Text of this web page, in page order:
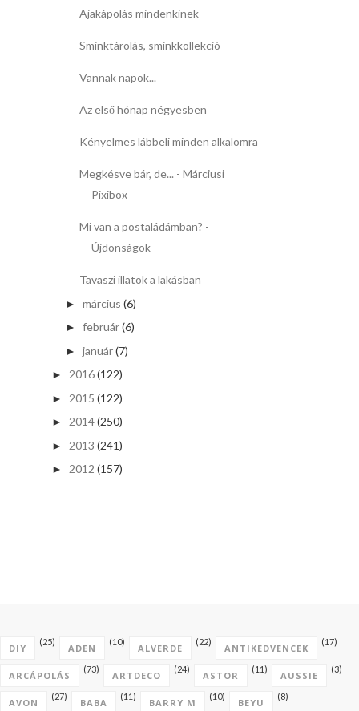
Ajakápolás mindenkinek
Sminktárolás, sminkkollekció
Vannak napok...
Az első hónap négyesben
Kényelmes lábbeli minden alkalomra
Megkésve bár, de... - Márciusi
Pixibox
Mi van a postaládámban? -
Újdonságok
Tavaszi illatok a lakásban
► március (6)
► február(6)
► január(7)
► 2016(122)
► 2015 (122)
► 2014(250)
► 2013 (241)
► 2012 (157)
DIY
(25)
ADEN
(10)
ALVERDE
(22)
ANTIKEDVENCEK
(17)
ARCÁPOLÁS
(73)
ARTDECO
(24)
ASTOR
(11)
AUSSIE
(3)
AVON
(27)
BABA
(11)
BARRY M
(10)
BEYU
(8)